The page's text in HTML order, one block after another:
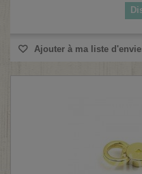
Ajouter à ma liste